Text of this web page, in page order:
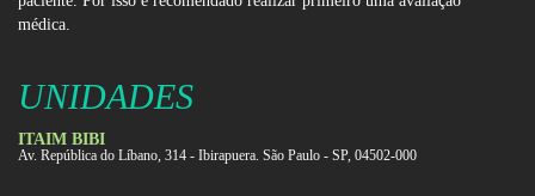
médica.
UNIDADES
ITAIM BIBI
Av. República do Líbano, 314 - Ibirapuera. São Paulo - SP, 04502-000